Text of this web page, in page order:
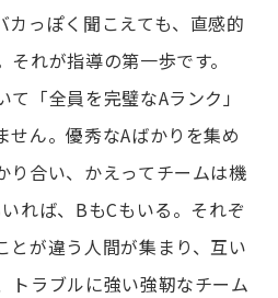
カっぽく聞こえても、直感的
れが指導の第一歩です。
「全員を完璧なAランク」
せん。優秀なAばかりを集め
り合い、かえってチームは機
れば、BもCもいる。それぞ
とが違う人間が集まり、互い
トラブルに強い強靭なチーム